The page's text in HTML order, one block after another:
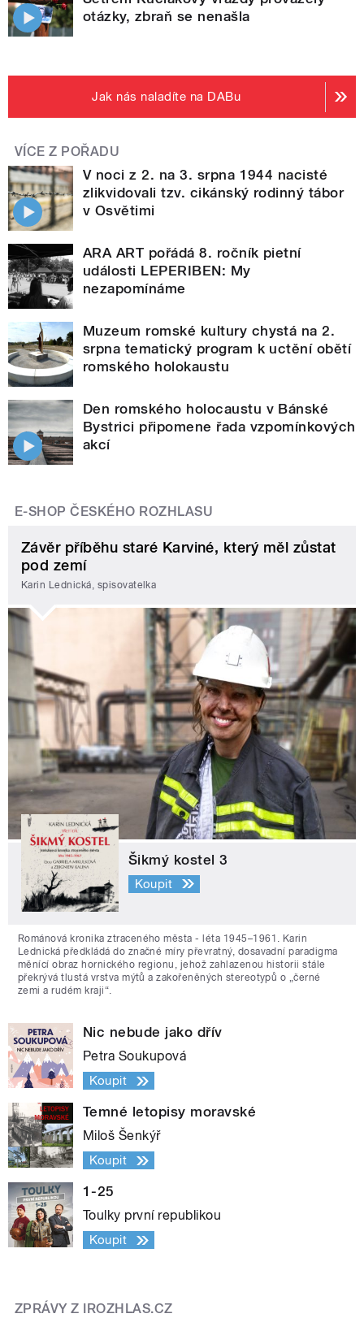
otázky, zbraň se nenašla
Jak nás naladíte na DABu
VÍCE Z POŘADU
V noci z 2. na 3. srpna 1944 nacisté
zlikvidovali tzv. cikánský rodinný tábor
v Osvětimi
ARA ART pořádá 8. ročník pietní
události LEPERIBEN: My
nezapomínáme
Muzeum romské kultury chystá na 2.
srpna tematický program k uctění obětí
romského holokaustu
Den romského holocaustu v Bánské
Bystrici připomene řada vzpomínkových
akcí
E-SHOP ČESKÉHO ROZHLASU
Závěr příběhu staré Karviné, který měl zůstat
pod zemí
Karin Lednická, spisovatelka
Šikmý kostel 3
Koupit
Románová kronika ztraceného města - léta 1945–1961. Karin
Lednická předkládá do značné míry převratný, dosavadní paradigma
měnící obraz hornického regionu, jehož zahlazenou historii stále
překrývá tlustá vrstva mýtů a zakořeněných stereotypů o „černé
zemi a rudém kraji“.
Nic nebude jako dřív
Petra Soukupová
Koupit
Temné letopisy moravské
Miloš Šenkýř
Koupit
1-25
Toulky první republikou
Koupit
ZPRÁVY Z IROZHLAS.CZ